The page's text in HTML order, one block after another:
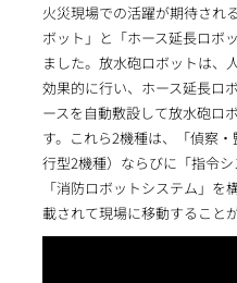
火災現場での活躍が期待され
ボット」と「ホース延長ロボ
ました。放水砲ロボットは、
効果的に行い、ホース延長ロ
ースを自動敷設して放水砲ロ
す。これら2機種は、「偵察
行型2機種）ならびに「指令
「消防ロボットシステム」
載されて現場に移動すること